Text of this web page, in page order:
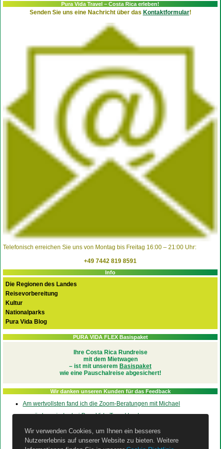
Pura Vida Travel – Costa Rica erleben!
Senden Sie uns eine Nachricht über das Kontaktformular!
Telefonisch erreichen Sie uns von Montag bis Freitag 16:00 – 21:00 Uhr:
+49 7442 819 8591
Info
Die Regionen des Landes
Reisevorbereitung
Kultur
Nationalparks
Pura Vida Blog
PURA VIDA FLEX Basispaket
Ihre Costa Rica Rundreise
mit dem Mietwagen
– ist mit unserem Basispaket
wie eine Pauschalreise abgesichert!
Wir danken unseren Kunden für das Feedback
Am wertvollsten fand ich die Zoom-Beratungen mit Michael
… würden wieder bei Pura Vida Travel buchen
wir sind total begeistert von Costa Rica zurückgekommen
Dankeschön
Wir verwenden Cookies, um Ihnen ein besseres
Nutzererlebnis auf unserer Website zu bieten. Weitere